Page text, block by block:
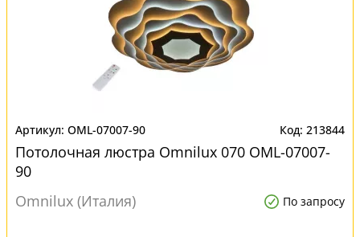
OML-07007-90 213844
Потолочная люстра Omnilux 070 OML-07007-
90
Omnilux (Италия)
По запросу